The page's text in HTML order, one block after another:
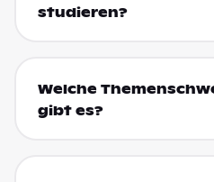
studieren?
Welche
gibt es?